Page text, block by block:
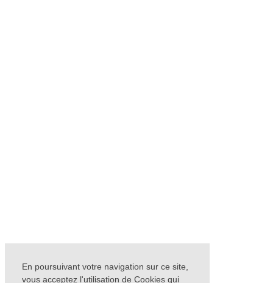
En poursuivant votre navigation sur ce site,
vous acceptez l'utilisation de Cookies qui